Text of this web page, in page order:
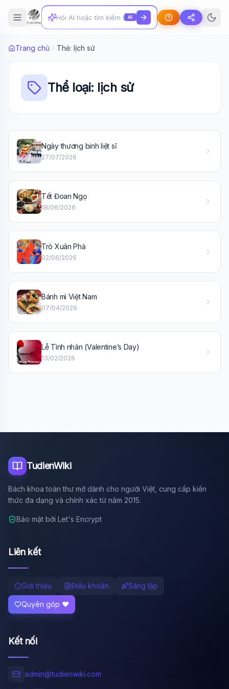
AI
Trang chủ Thẻ: lịch sử
Thể loại: lịch sử
Ngày thương binh liệt sĩ
27/07/2026
Tết Đoan Ngọ
18/06/2026
Trò Xuân Phả
02/06/2026
Bánh mì Việt Nam
07/04/2026
Lễ Tình nhân (Valentine’s Day)
13/02/2026
TudienWiki
Bách khoa toàn thư mở dành cho người Việt, cung cấp kiến
thức đa dạng và chính xác từ năm 2015.
Bảo mật bởi Let's Encrypt
Liên kết
Giới thiệu Điều khoản Sáng lập
Quyên góp ❤️
Kết nối
admin@tudienwiki.com
🤖
🎓
Tôi là trợ lý AI của TuDienWiki. Hãy hỏi tôi bất kỳ điều gì
về các bài viết trên Wiki!
🪐 Sao Mộc là gì?